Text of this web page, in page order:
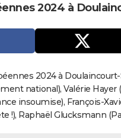
2024 à
2024 à Doulaincourt-
national), Valérie
insoumise), François-
!), Raphaël Glucksmann